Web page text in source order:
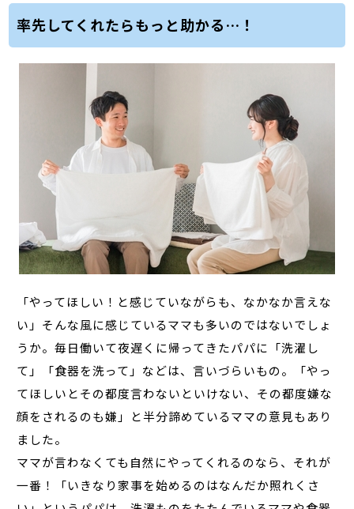
率先してくれたらもっと助かる…！
「やってほしい！と感じていながらも、なかなか言えな
い」そんな風に感じているママも多いのではないでしょ
うか。毎日働いて夜遅くに帰ってきたパパに「洗濯し
て」「食器を洗って」などは、言いづらいもの。「やっ
てほしいとその都度言わないといけない、その都度嫌な
顔をされるのも嫌」と半分諦めているママの意見もあり
ました。
ママが言わなくても自然にやってくれるのなら、それが
一番！「いきなり家事を始めるのはなんだか照れくさ